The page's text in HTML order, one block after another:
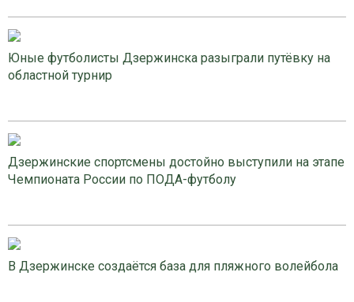
Юные футболисты Дзержинска разыграли путёвку на
областной турнир
Дзержинские спортсмены достойно выступили на этапе
Чемпионата России по ПОДА-футболу
В Дзержинске создаётся база для пляжного волейбола